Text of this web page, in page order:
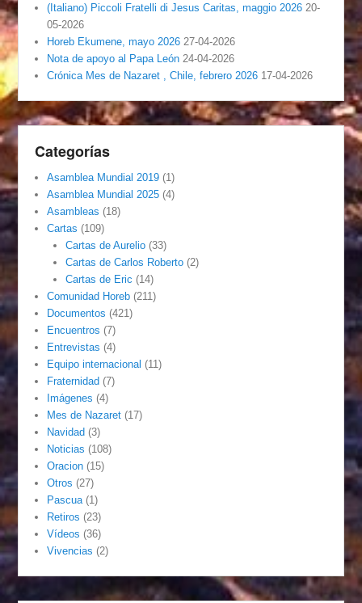
(Italiano) Piccoli Fratelli di Jesus Caritas, maggio 2026 20-
05-2026
Horeb Ekumene, mayo 2026 27-04-2026
Nota de apoyo al Papa León 24-04-2026
Crónica Mes de Nazaret , Chile, febrero 2026 17-04-2026
Categorías
Asamblea Mundial 2019 (1)
Asamblea Mundial 2025 (4)
Asambleas (18)
Cartas (109)
Cartas de Aurelio(33)
Cartas de Carlos Roberto(2)
Cartas de Eric (14)
Comunidad Horeb (211)
Documentos (421)
Encuentros (7)
Entrevistas (4)
Equipo internacional (11)
Fraternidad (7)
Imágenes (4)
Mes de Nazaret (17)
Navidad (3)
Noticias (108)
Oracion (15)
Otros (27)
Pascua (1)
Retiros (23)
Vídeos (36)
Vivencias (2)